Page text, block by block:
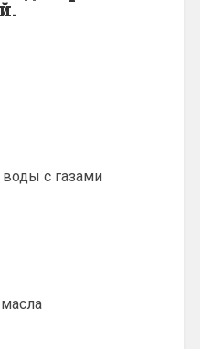
с газами